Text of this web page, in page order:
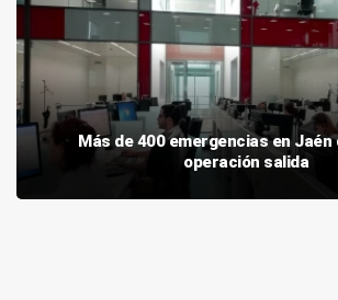
Más de 400 emergencias en
operación salida